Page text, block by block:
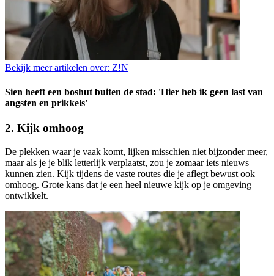
Bekijk meer artikelen over: Z!N
Sien heeft een boshut buiten de stad: 'Hier heb ik geen last van
angsten en prikkels'
2. Kijk omhoog
De plekken waar je vaak komt, lijken misschien niet bijzonder meer,
maar als je je blik letterlijk verplaatst, zou je zomaar iets nieuws
kunnen zien. Kijk tijdens de vaste routes die je aflegt bewust ook
omhoog. Grote kans dat je een heel nieuwe kijk op je omgeving
ontwikkelt.